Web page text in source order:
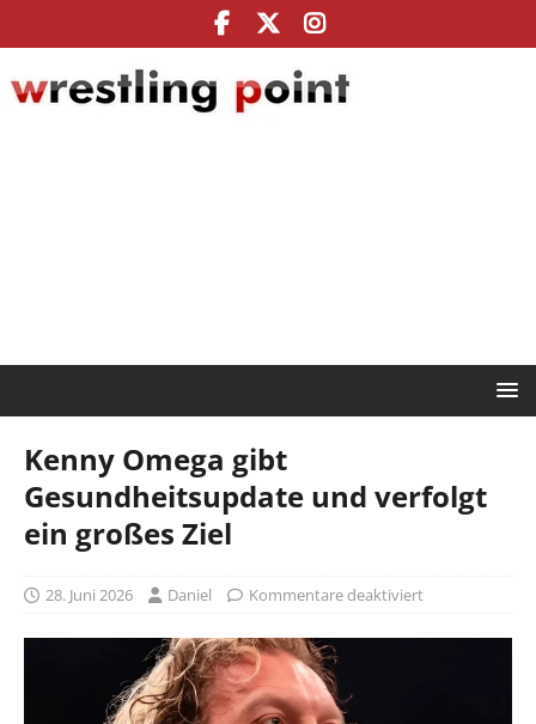
Kenny Omega gibt
Gesundheitsupdate und verfolgt
ein großes Ziel
28. Juni 2026 Daniel Kommentare deaktiviert